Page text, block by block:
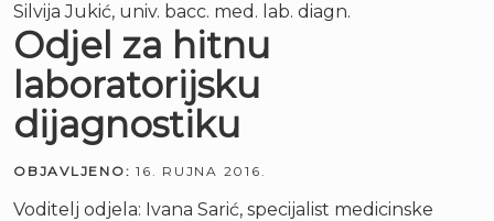
Silvija Jukić, univ. bacc. med. lab. diagn.
Odjel za hitnu
laboratorijsku
dijagnostiku
OBJAVLJENO: 16. RUJNA 2016.
Voditelj odjela: Ivana Sarić, specijalist medicinske